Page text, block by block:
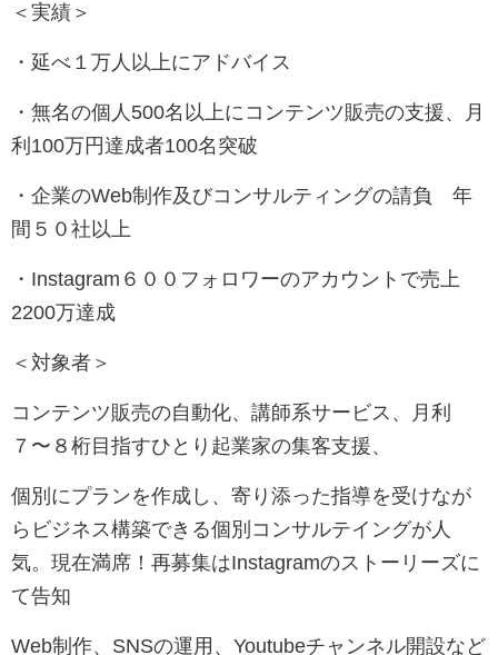
＜実績＞
・延べ１万人以上にアドバイス
・無名の個人500名以上にコンテンツ販売の支援、月
利100万円達成者100名突破
・企業のWeb制作及びコンサルティングの請負 年
間５０社以上
・Instagram６００フォロワーのアカウントで売上
2200万達成
＜対象者＞
コンテンツ販売の自動化、講師系サービス、月利
７〜８桁目指すひとり起業家の集客支援、
個別にプランを作成し、寄り添った指導を受けなが
らビジネス構築できる個別コンサルテイングが人
気。現在満席！再募集はInstagramのストーリーズに
て告知
Web制作、SNSの運用、Youtubeチャンネル開設など